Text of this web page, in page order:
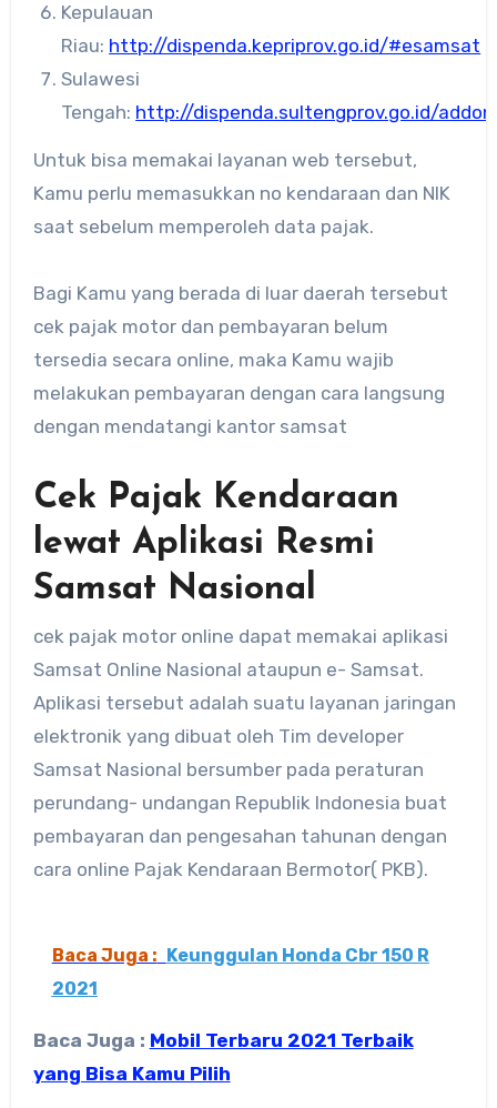
Kepulauan
Riau: http://dispenda.kepriprov.go.id/#esamsat
Sulawesi
Tengah: http://dispenda.sultengprov.go.id/
Untuk bisa memakai layanan web tersebut,
Kamu perlu memasukkan no kendaraan dan NIK
saat sebelum memperoleh data pajak.
Bagi Kamu yang berada di luar daerah tersebut
cek pajak motor dan pembayaran belum
tersedia secara online, maka Kamu wajib
melakukan pembayaran dengan cara langsung
dengan mendatangi kantor samsat
Cek Pajak Kendaraan
lewat Aplikasi Resmi
Samsat Nasional
cek pajak motor online dapat memakai aplikasi
Samsat Online Nasional ataupun e- Samsat.
Aplikasi tersebut adalah suatu layanan jaringan
elektronik yang dibuat oleh Tim developer
Samsat Nasional bersumber pada peraturan
perundang- undangan Republik Indonesia buat
pembayaran dan pengesahan tahunan dengan
cara online Pajak Kendaraan Bermotor( PKB).
Baca Juga :
Keunggulan Honda Cbr 150 R
2021
Baca Juga : Mobil Terbaru 2021 Terbaik
yang Bisa Kamu Pilih